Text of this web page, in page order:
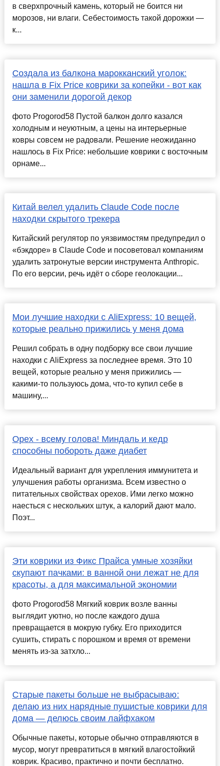
в сверхпрочный камень, который не боится ни
морозов, ни влаги. Себестоимость такой дорожки —
к...
Создала из балкона марокканский уголок:
нашла в Fix Price коврики за копейки - вот как
они заменили дорогой декор
фото Progorod58 Пустой балкон долго казался
холодным и неуютным, а цены на интерьерные
ковры совсем не радовали. Решение неожиданно
нашлось в Fix Price: небольшие коврики с восточным
орнаме...
Китай велел удалить Claude Code после
находки скрытого трекера
Китайский регулятор по уязвимостям предупредил о
«бэкдоре» в Claude Code и посоветовал компаниям
удалить затронутые версии инструмента Anthropic.
По его версии, речь идёт о сборе геолокации...
Мои лучшие находки с AliExpress: 10 вещей,
которые реально прижились у меня дома
Решил собрать в одну подборку все свои лучшие
находки с AliExpress за последнее время. Это 10
вещей, которые реально у меня прижились —
какими-то пользуюсь дома, что-то купил себе в
машину,...
Орех - всему голова! Миндаль и кедр
способны побороть даже диабет
Идеальный вариант для укрепления иммунитета и
улучшения работы организма. Всем известно о
питательных свойствах орехов. Ими легко можно
наесться с нескольких штук, а калорий дают мало.
Поэт...
Эти коврики из Фикс Прайса умные хозяйки
скупают пачками: в ванной они лежат не для
красоты, а для максимальной экономии
фото Progorod58 Мягкий коврик возле ванны
выглядит уютно, но после каждого душа
превращается в мокрую губку. Его приходится
сушить, стирать с порошком и время от времени
менять из-за затхло...
Старые пакеты больше не выбрасываю:
делаю из них нарядные пушистые коврики для
дома — делюсь своим лайфхаком
Обычные пакеты, которые обычно отправляются в
мусор, могут превратиться в мягкий влагостойкий
коврик. Красиво, практично и почти бесплатно.